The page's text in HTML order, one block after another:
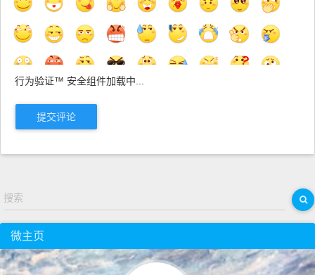
行为验证™ 安全组件加载中...
提交评论
搜索
微主页